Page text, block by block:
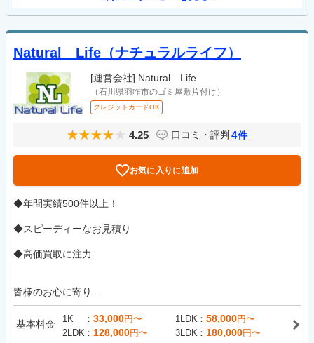
Natural Life（ナチュラルライフ）
[運営会社] Natural Life
（石川県羽咋市のゴミ屋敷片付け）
クレジットカードOK
4.25 口コミ・評判 4件
お気に入りに追加
◆年間実績500件以上！
◆スピーディーなお見積り
◆高価買取に注力
皆様のお心に寄り...
基本料金 1K 33,000円〜 1LDK 58,000円〜
2LDK
128,000円〜 3LDK 180,000円〜